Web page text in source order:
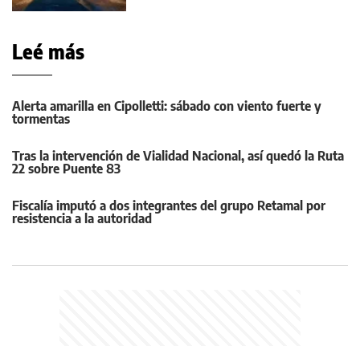
Leé más
Alerta amarilla en Cipolletti: sábado con viento fuerte y
tormentas
Tras la intervención de Vialidad Nacional, así quedó la Ruta
22 sobre Puente 83
Fiscalía imputó a dos integrantes del grupo Retamal por
resistencia a la autoridad